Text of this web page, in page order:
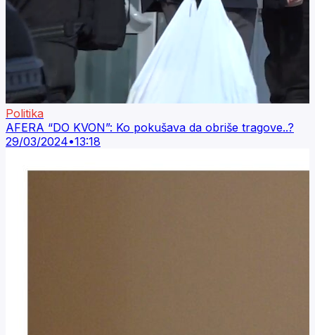
Politika
AFERA “DO KVON”: Ko pokušava da obriše tragove..?
29/03/2024•13:18